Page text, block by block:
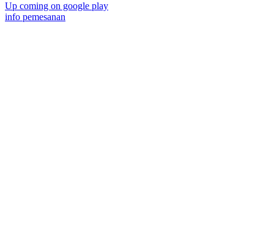
Up coming on google play
info pemesanan